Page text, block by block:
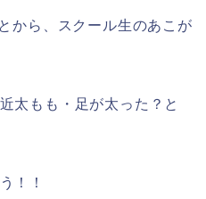
から、スクール生のあこが
太もも・足が太った？と
！！